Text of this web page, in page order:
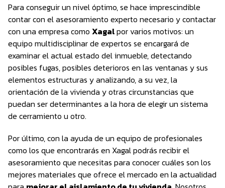
Para conseguir un nivel óptimo, se hace imprescindible
contar con el asesoramiento experto necesario y contactar
con una empresa como Xagalpor varios motivos: un
equipo multidisciplinar de expertos se encargará de
examinar el actual estado del inmueble, detectando
posibles fugas, posibles deterioros en las ventanas y sus
elementos estructuras y analizando, a su vez, la
orientación de la vivienda y otras circunstancias que
puedan ser determinantes a la hora de elegir un sistema
de cerramiento u otro.
Por último, con la ayuda de un equipo de profesionales
como los que encontrarás en Xagal podrás recibir el
asesoramiento que necesitas para conocer cuáles son los
mejores materiales que ofrece el mercado en la actualidad